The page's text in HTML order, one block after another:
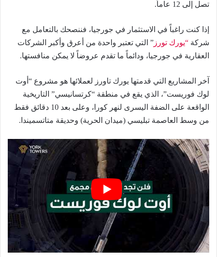
تصل إلى 12 عاماً.
إذا كنت راغباً في الاستثمار في جورجيا، فننصحك بالتعامل مع
شركة “يورك تورز ” التي تعتبر واحدة من أعرق وأكبر الشركات
العقارية في جورجيا، ودائماً ما تقدم عروضاً لا يمكن منافستها.
آخر المشاريع التي قدمتها يورك تاورز لعملائها هو مشروع “أوت
لوك فوريست”، الذي يقع في منطقة “كرتسانيسي” التاريخية
الواقعة على الضفة اليسرى لنهر كورا، وعلى بعد 10 دقائق فقط
من وسط العاصمة تبليسي (ميدان الحرية) وحديقة متاتسميندا.